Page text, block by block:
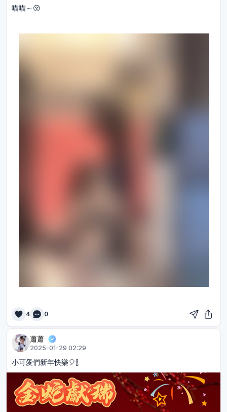
喵喵～😚
4 0
蕭蕭
2025-01-29 02:29
小可愛們新年快樂🎈🍾